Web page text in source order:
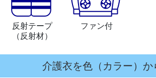
反射テープ
（反射材）
ファン付
介護衣を色（カラー）か